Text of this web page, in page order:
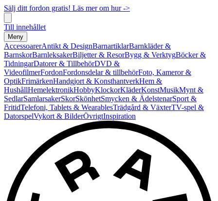
Sälj ditt fordon gratis! Läs mer om hur ->
Till innehållet
Meny
AccessoarerAntikt & DesignBarnartiklarBarnkläder &
BarnskorBarnleksakerBiljetter & ResorBygg & VerktygBöcker &
TidningarDatorer & TillbehörDVD &
VideofilmerFordonFordonsdelar & tillbehörFoto, Kameror &
OptikFrimärkenHandgjort & KonsthantverkHem &
HushållHemelektronikHobbyKlockorKläderKonstMusikMynt &
SedlarSamlarsakerSkorSkönhetSmycken & ÄdelstenarSport &
FritidTelefoni, Tablets & WearablesTrädgård & VäxterTV-spel &
DatorspelVykort & BilderÖvrigtInspiration